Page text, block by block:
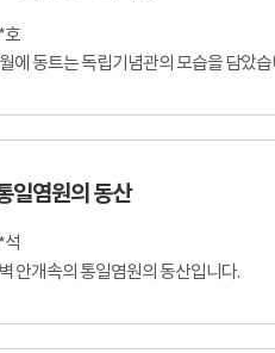
호
에 동트는 독립기념관의 모습을 담았습
일염원의 동산
석
안개속의 통일염원의 동산입니다.